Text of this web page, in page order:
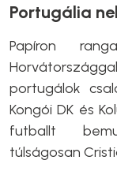
Portugália
Papíron
portugálok
Kongói DK és
futballt
túlságosan